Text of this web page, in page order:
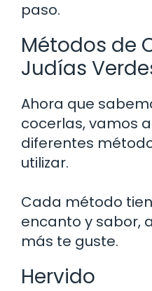
paso.
Métodos de
Judías
Ahora que
cocerlas, vamos
diferentes
utilizar.
Cada método
encanto y sabor,
más te guste.
Hervido